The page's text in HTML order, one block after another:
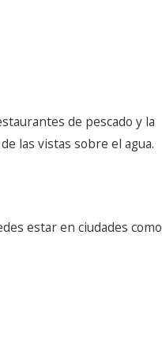
de pescado y la
las vistas sobre el agua.
estar en ciudades como